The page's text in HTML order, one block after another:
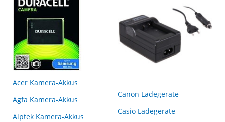
Acer Kamera-Akkus
Agfa Kamera-Akkus
Aiptek Kamera-Akkus
Canon Ladegeräte
Casio Ladegeräte